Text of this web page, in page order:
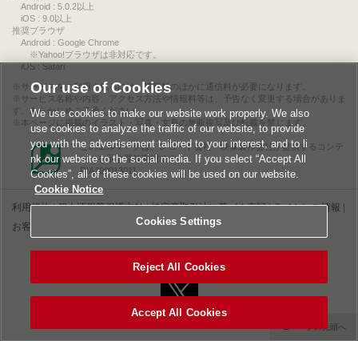
Android : 5.0.2以上
iOS : 9.0以上
推奨ブラウザ
Android : Google Chrome
※Yahoo!ブラウザは非対応です。
iOS : Safari
サービスをご利用されるには、情報料のほかに通信料が必要になります。
サービス名称や内容、アクセス方法や情報料等は、予告なく変更する場合がありま
す。あらかじめご了承ください。
本ページに掲載のイラスト・写真・文章の無断複写及び転載を禁じます。
このエルマークは、レコード会社・映像製作会社が提供するコンテ
ンツを示す登録商標です。
RIAJ00013011
利用規約|個人情報等保護方針|特定商取引法に基づく表記|ライセンス情報
お客様情報の外部送信について|Cookies Settings
▲ページの先頭へ
Our use of Cookies
We use cookies to make our website work properly. We also
use cookies to analyze the traffic of our website, to provide
you with the advertisement tailored to your interest, and to li
nk our website to the social media. If you select “Accept All
Cookies”, all of these cookies will be used on our website.
Cookie Notice
Cookies Settings
Reject All Cookies
Accept All Cookies